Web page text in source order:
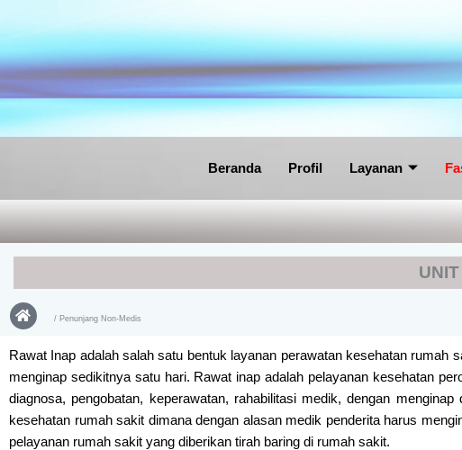
ke
konten
Beranda Profil Layanan
/ Penunjang Non-Medis
Rawat Inap adalah salah satu bentuk layanan perawatan kesehatan rumah
menginap sedikitnya satu hari. Rawat inap adalah pelayanan kesehatan
diagnosa, pengobatan, keperawatan, rahabilitasi medik, dengan
kesehatan rumah sakit dimana dengan alasan medik penderita harus
pelayanan rumah sakit yang diberikan tirah baring di rumah sakit.